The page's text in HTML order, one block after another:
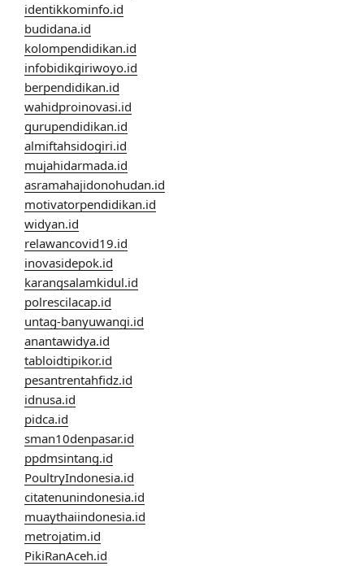
identikkominfo.id
budidana.id
kolompendidikan.id
infobidikgiriwoyo.id
berpendidikan.id
wahidproinovasi.id
gurupendidikan.id
almiftahsidogiri.id
mujahidarmada.id
asramahajidonohudan.id
motivatorpendidikan.id
widyan.id
relawancovid19.id
inovasidepok.id
karangsalamkidul.id
polrescilacap.id
untag-banyuwangi.id
anantawidya.id
tabloidtipikor.id
pesantrentahfidz.id
idnusa.id
pidca.id
sman10denpasar.id
ppdmsintang.id
PoultryIndonesia.id
citatenunindonesia.id
muaythaiindonesia.id
metrojatim.id
PikiRanAceh.id